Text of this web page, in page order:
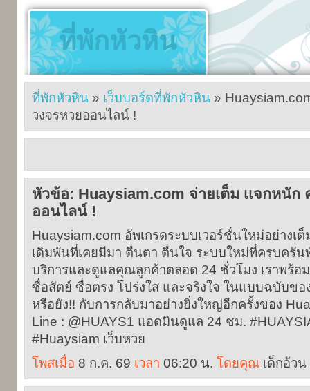
ที่พักหัวหิน
ที่พักหัวหิน » เว็บบอร์ดที่พักหัวหิน »
วงจรหวยออนไลน์ !
หัวข้อ: Huaysiam.com จ่ายเต็ม เเจกหนัก
ออนไลน์ !
Huaysiam.com อัพเกรดระบบเวอร์ชั่นใหม่อย่างเ
เดิมพันที่เคยมีมา ตื่นตา ตื่นใจ ระบบใหม่ที่ครบครั
บริการและดูแลคุณลูกค้าตลอด 24 ชั่วโมง เราพร้อ
ซื่อสัตย์ ซื่อตรง โปร่งใส และจริงใจ ในแบบฉบับข
หรือยัง!! กับการกลับมาอย่างยิ่งใหญ่อีกครั้งของ
Line : @HUAYS1 แอดมินดูแล 24 ชม.
#Huaysiam เว็บหวย
โพสเมื่อ 8 ก.ค. 69 เวลา 06:20 น. โดยคุณ เด็กอ้วน